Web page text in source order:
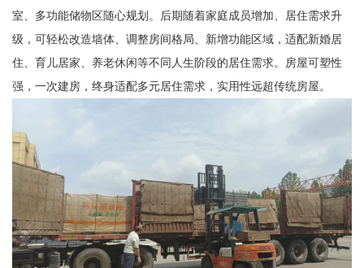
室、多功能储物区随心规划。后期随着家庭成员增加、居住需求升
级，可轻松改造墙体、调整房间格局、新增功能区域，适配新婚居
住、育儿居家、养老休闲等不同人生阶段的居住需求。房屋可塑性
强，一次建房，终身适配多元居住需求，实用性远超传统房屋。